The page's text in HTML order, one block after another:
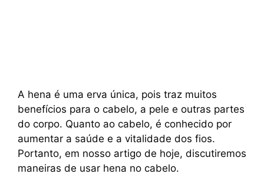
A hena é uma erva única, pois traz muitos
benefícios para o cabelo, a pele e outras partes
do corpo. Quanto ao cabelo, é conhecido por
aumentar a saúde e a vitalidade dos fios.
Portanto, em nosso artigo de hoje, discutiremos
maneiras de usar hena no cabelo.